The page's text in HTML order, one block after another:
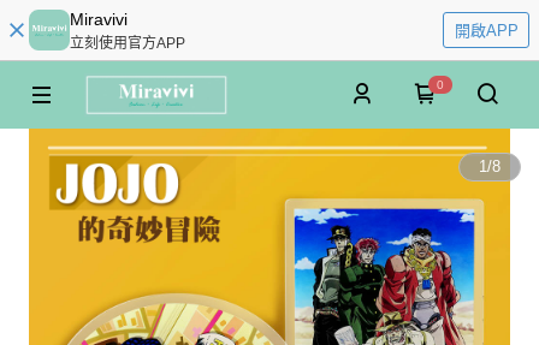
Miravivi
立刻使用官方APP
開啟APP
0
1/8